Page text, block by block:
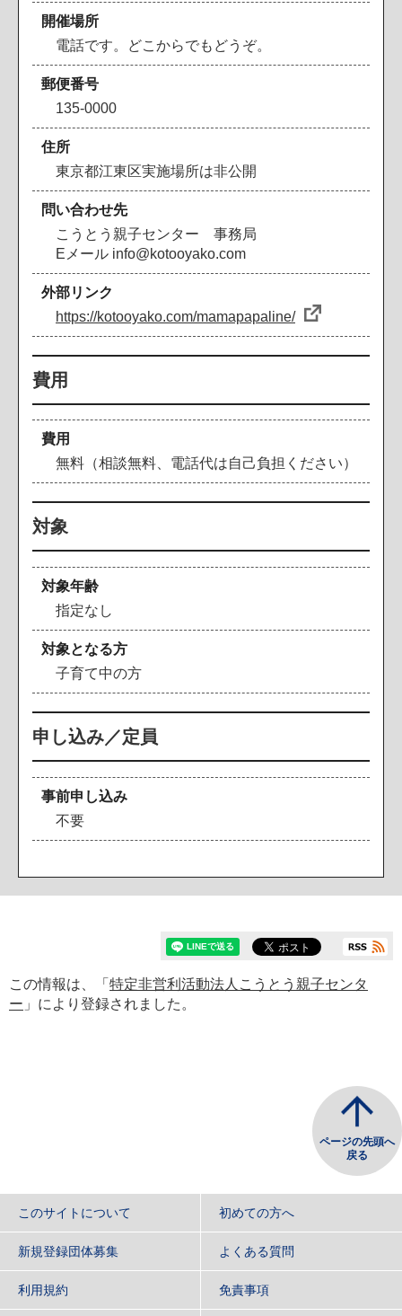
開催場所
電話です。どこからでもどうぞ。
郵便番号
135-0000
住所
東京都江東区実施場所は非公開
問い合わせ先
こうとう親子センター 事務局
Eメール info@kotooyako.com
外部リンク
https://kotooyako.com/mamapapaline/
費用
費用
無料（相談無料、電話代は自己負担ください）
対象
対象年齢
指定なし
対象となる方
子育て中の方
申し込み／定員
事前申し込み
不要
この情報は、「 特定非営利活動法人こうとう親子センタ
ー 」により登録されました。
ページの先頭へ
戻る
このサイトについて 初めての方へ
新規登録団体募集 よくある質問
利用規約 免責事項